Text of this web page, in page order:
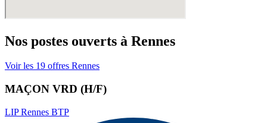
Nos postes ouverts à Rennes
Voir les 19 offres Rennes
MAÇON VRD (H/F)
LIP Rennes BTP